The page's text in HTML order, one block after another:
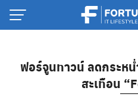
Skip
ฟอร์จูนทาวน์ ลดกระห
สะเทือน